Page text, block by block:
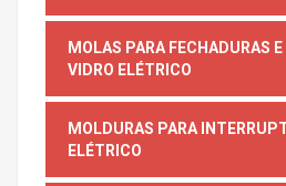
MOLAS PARA FECHADURAS
VIDRO ELÉTRICO
MOLDURAS PARA
ELÉTRICO